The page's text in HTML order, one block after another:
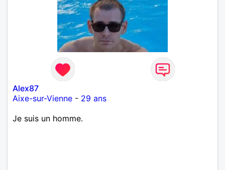
Alex87
Aixe-sur-Vienne - 29 ans
Je suis un homme.